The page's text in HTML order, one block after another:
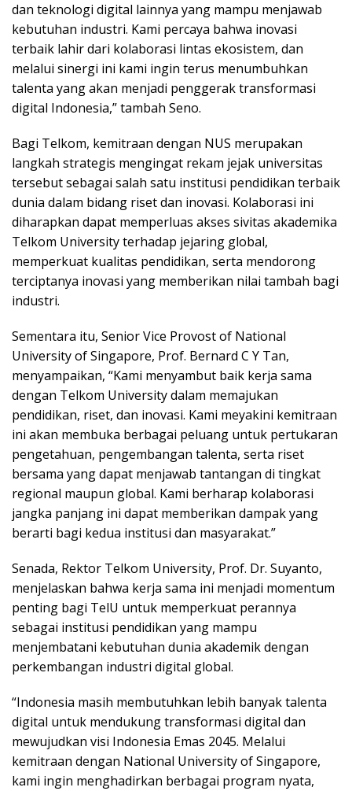
dan teknologi digital lainnya yang mampu menjawab
kebutuhan industri. Kami percaya bahwa inovasi
terbaik lahir dari kolaborasi lintas ekosistem, dan
melalui sinergi ini kami ingin terus menumbuhkan
talenta yang akan menjadi penggerak transformasi
digital Indonesia,” tambah Seno.
Bagi Telkom, kemitraan dengan NUS merupakan
langkah strategis mengingat rekam jejak universitas
tersebut sebagai salah satu institusi pendidikan terbaik
dunia dalam bidang riset dan inovasi. Kolaborasi ini
diharapkan dapat memperluas akses sivitas akademika
Telkom University terhadap jejaring global,
memperkuat kualitas pendidikan, serta mendorong
terciptanya inovasi yang memberikan nilai tambah bagi
industri.
Sementara itu, Senior Vice Provost of National
University of Singapore, Prof. Bernard C Y Tan,
menyampaikan, “Kami menyambut baik kerja sama
dengan Telkom University dalam memajukan
pendidikan, riset, dan inovasi. Kami meyakini kemitraan
ini akan membuka berbagai peluang untuk pertukaran
pengetahuan, pengembangan talenta, serta riset
bersama yang dapat menjawab tantangan di tingkat
regional maupun global. Kami berharap kolaborasi
jangka panjang ini dapat memberikan dampak yang
berarti bagi kedua institusi dan masyarakat.”
Senada, Rektor Telkom University, Prof. Dr. Suyanto,
menjelaskan bahwa kerja sama ini menjadi momentum
penting bagi TelU untuk memperkuat perannya
sebagai institusi pendidikan yang mampu
menjembatani kebutuhan dunia akademik dengan
perkembangan industri digital global.
“Indonesia masih membutuhkan lebih banyak talenta
digital untuk mendukung transformasi digital dan
mewujudkan visi Indonesia Emas 2045. Melalui
kemitraan dengan National University of Singapore,
kami ingin menghadirkan berbagai program nyata,